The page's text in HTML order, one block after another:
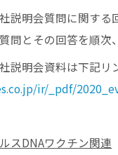
説明会質問に関す
問とその回答を順次
説明会資料は下記リ
ir/_pdf/
スDNAワクチン関連